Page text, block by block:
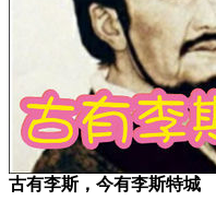
古有李斯，今有李斯特城